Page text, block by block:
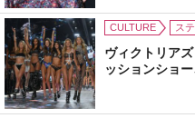
CULTURE ス
ヴィクトリア
ッションショ